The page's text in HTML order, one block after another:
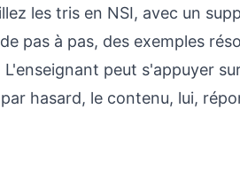
les tris en NSI, avec un
pas à pas, des exemples
peut s'appuyer
hasard, le contenu, lui,